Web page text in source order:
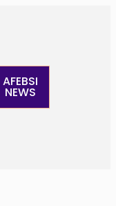
AFEBSI
NEWS